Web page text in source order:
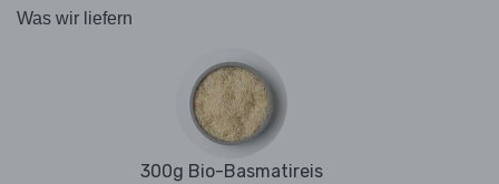
Was wir liefern
300g Bio-Basmatireis